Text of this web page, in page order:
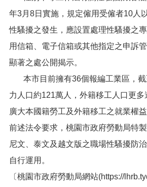
資
訊
便
服
政
府
資
訊
公
開
案
年3月8日實施，規定僱用受僱者10人
性騷擾之發生，應設置處理性騷擾之
用信箱、電子信箱或其他指定之申訴
顯著之處公開揭示。
本市目前擁有36個報編工業區，截
力人口約121萬人，外籍移工人口更
廣大本國籍勞工及外籍移工之就業權
前述法令要求，桃園市政府勞動局特
尼文、泰文及越文版之職場性騷擾防
自行運用。
〔桃園市政府勞動局網站(https://